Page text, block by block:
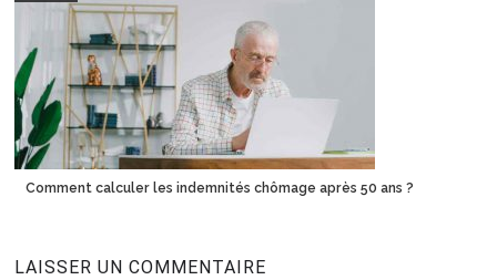
Comment calculer les indemnités chômage après 50 ans ?
LAISSER UN COMMENTAIRE